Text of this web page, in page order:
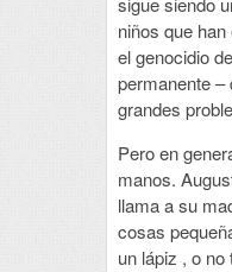
niños que
el genocidio
permanente –
grandes
Pero en
manos.
llama a su
cosas
un lápiz , o no